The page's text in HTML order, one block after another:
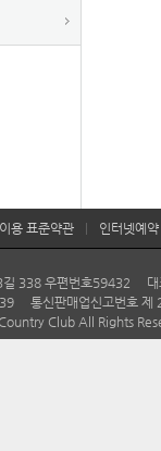
용 표준약관 인터넷예약
3길 338 우편번호
통신판매업신고번호
Club All Rights